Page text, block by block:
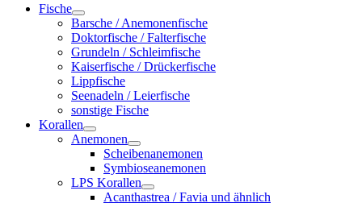
Fische
Barsche / Anemonenfische
Doktorfische / Falterfische
Grundeln / Schleimfische
Kaiserfische / Drückerfische
Lippfische
Seenadeln / Leierfische
sonstige Fische
Korallen
Anemonen
Scheibenanemonen
Symbioseanemonen
LPS Korallen
Acanthastrea / Favia und ähnlich